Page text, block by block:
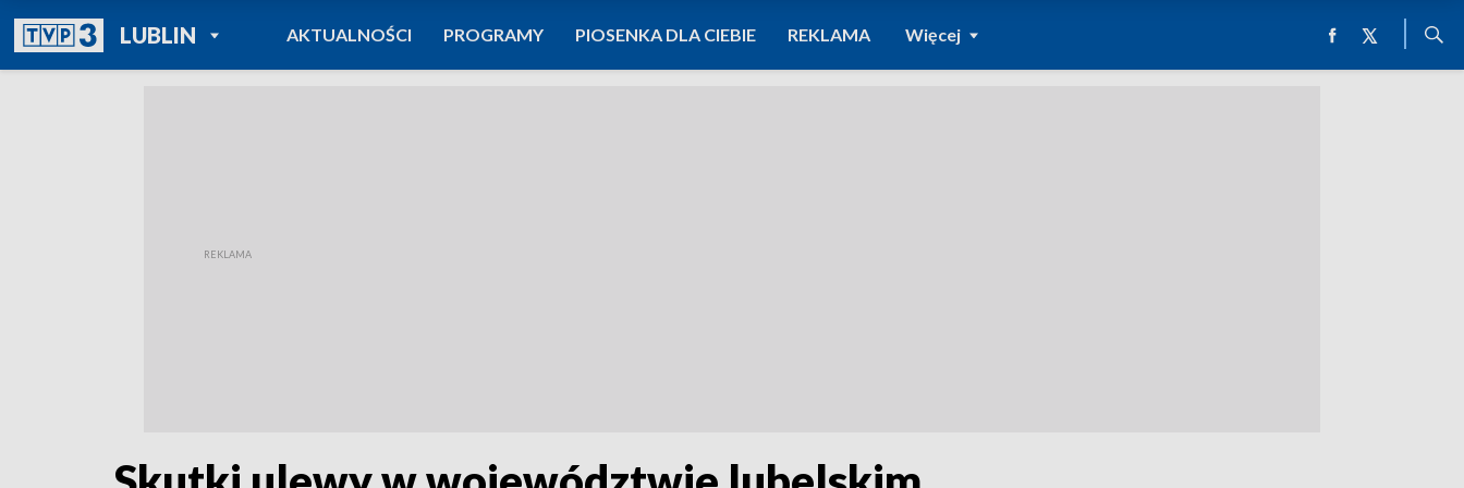
LUBLINPOWRÓT DO
TVP REGIONY
AKTUALNOŚCI PROGRAMY PIOSENKA DLA CIEBIE REKLAMA Więcej